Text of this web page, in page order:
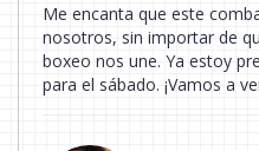
Me encanta que este
nosotros, sin importar de
boxeo nos une. Ya estoy
para el sábado. ¡Vamos a